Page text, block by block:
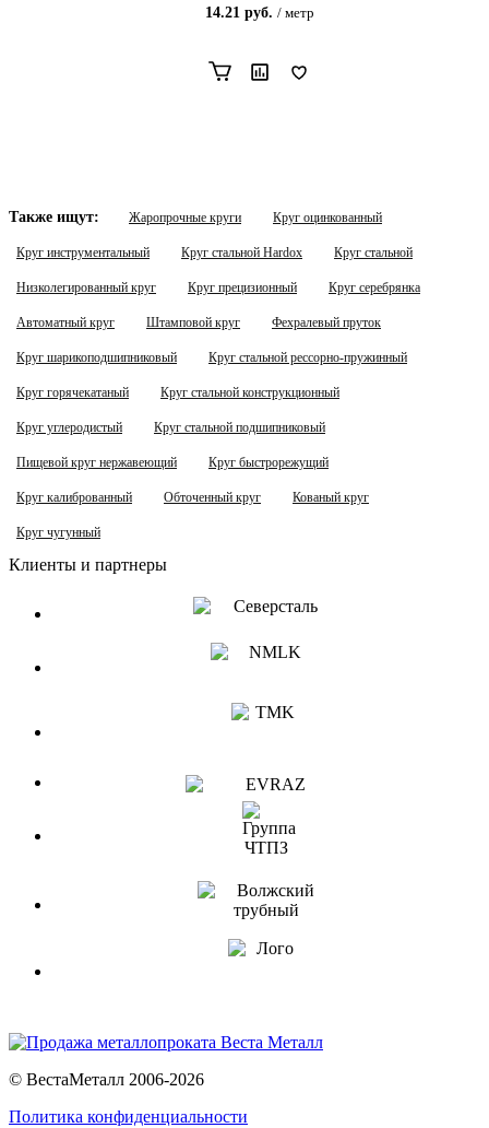
14.21 руб. / метр
Также ищут: Жаропрочные круги Круг оцинкованный
Круг инструментальный Круг стальной Hardox Круг стальной
Низколегированный круг Круг прецизионный Круг серебрянка
Автоматный круг Штамповой круг Фехралевый пруток
Круг шарикоподшипниковый Круг стальной рессорно-пружинный
Круг горячекатаный Круг стальной конструкционный
Круг углеродистый Круг стальной подшипниковый
Пищевой круг нержавеющий Круг быстрорежущий
Круг калиброванный Обточенный круг Кованый круг
Круг чугунный
Клиенты и партнеры
© ВестаМеталл 2006-2026
Политика конфиденциальности